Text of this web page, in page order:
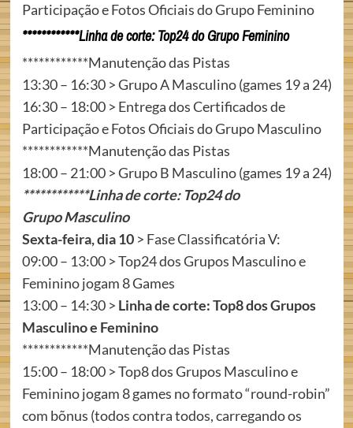
Participação e Fotos Oficiais do Grupo Feminino
************Linha de corte: Top24 do Grupo Feminino
************Manutenção das Pistas
13:30 – 16:30 > Grupo A Masculino (games 19 a 24)
16:30 – 18:00 > Entrega dos Certificados de
Participação e Fotos Oficiais do Grupo Masculino
************Manutenção das Pistas
18:00 – 21:00 > Grupo B Masculino (games 19 a 24)
************Linha de corte: Top24 do
Grupo Masculino
Sexta-feira, dia 10> Fase Classificatória V:
09:00 – 13:00 > Top24 dos Grupos Masculino e
Feminino jogam 8 Games
13:00 – 14:30 > Linha de corte: Top8 dos Grupos
Masculino e Feminino
************Manutenção das Pistas
15:00 – 18:00 > Top8 dos Grupos Masculino e
Feminino jogam 8 games no formato “round-robin”
com bõnus (todos contra todos, carregando os